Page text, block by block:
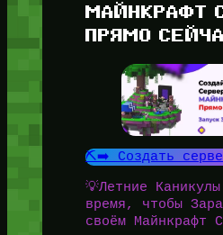
МАЙНКРАФТ
ПРЯМО
⛏️➡️ Создать
💡Летние
время, чтобы
своём Майнкрафт